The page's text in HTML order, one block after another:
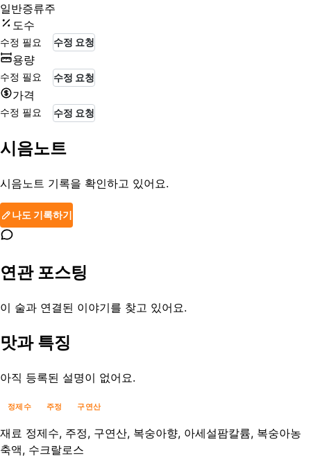
일반증류주
도수
수정 필요 수정 요청
용량
수정 필요 수정 요청
가격
수정 필요 수정 요청
시음노트
시음노트 기록을 확인하고 있어요.
나도 기록하기
연관 포스팅
이 술과 연결된 이야기를 찾고 있어요.
맛과 특징
아직 등록된 설명이 없어요.
정제수 주정 구연산
재료 정제수, 주정, 구연산, 복숭아향, 아세설팜칼륨, 복숭아농
축액, 수크랄로스